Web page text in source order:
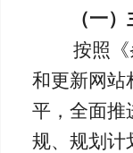
（一
按照
和更新网站
平，全面推
规、规划计